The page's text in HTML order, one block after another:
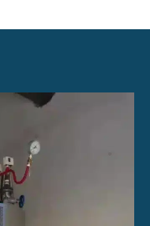
以
加
发
电
机
吗